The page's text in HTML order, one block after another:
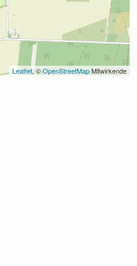
Leaflet, © OpenStreetMap Mitwirkende